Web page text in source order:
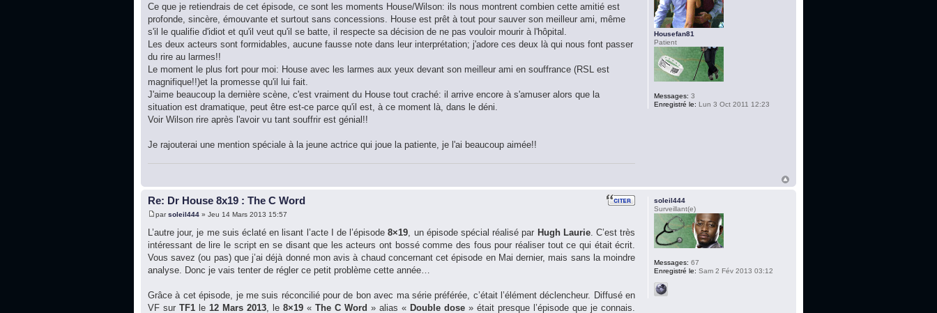
Ce que je retiendrais de cet épisode, ce sont les moments House/Wilson: ils nous montrent combien cette amitié est
profonde, sincère, émouvante et surtout sans concessions. House est prêt à tout pour sauver son meilleur ami, même
s'il le qualifie d'idiot et qu'il veut qu'il se batte, il respecte sa décision de ne pas vouloir mourir à l'hôpital.
Les deux acteurs sont formidables, aucune fausse note dans leur interprétation; j'adore ces deux là qui nous font passer
du rire au larmes!!
Le moment le plus fort pour moi: House avec les larmes aux yeux devant son meilleur ami en souffrance (RSL est
magnifique!!)et la promesse qu'il lui fait.
J'aime beaucoup la dernière scène, c'est vraiment du House tout craché: il arrive encore à s'amuser alors que la
situation est dramatique, peut être est-ce parce qu'il est, à ce moment là, dans le déni.
Voir Wilson rire après l'avoir vu tant souffrir est génial!!
Je rajouterai une mention spéciale à la jeune actrice qui joue la patiente, je l'ai beaucoup aimée!!
Housefan81
Patient
Messages: 3
Enregistré le: Lun 3 Oct 2011 12:23
Re: Dr House 8x19 : The C Word
parsoleil444 » Jeu 14 Mars 2013 15:57
L’autre jour, je me suis éclaté en lisant l’acte I de l’épisode8×19 , un épisode spécial réalisé par Hugh Laurie. C’est très
intéressant de lire le script en se disant que les acteurs ont bossé comme des fous pour réaliser tout ce qui était écrit.
Vous savez (ou pas) que j’ai déjà donné mon avis à chaud concernant cet épisode en Mai dernier, mais sans la moindre
analyse. Donc je vais tenter de régler ce petit problème cette année…
Grâce à cet épisode, je me suis réconcilié pour de bon avec ma série préférée, c’était l’élément déclencheur. Diffusé en
VF surTF1 le 12 Mars 2013 , le8×19 «The C Word » alias « Double dose » était presque l’épisode que je connais.
soleil444
Surveillant(e)
Messages: 67
Enregistré le: Sam 2 Fév 2013 03:12